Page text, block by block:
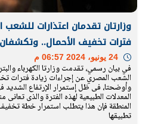
وزارتان تقدمان اعتذارات
فترات تخفيف الأحمال..
في بيان رسمي، تقدمت وزارتا الكهرباء
الشعب المصري عن إجراءات زيادة فترات
وأوضحتا، فى ظل إستمرار الإرتفاع
المعدلات الطبيعية لهذه الفترة والذى
المنطقة فإن هذا يتطلب استمرار خطة
تطبيقها